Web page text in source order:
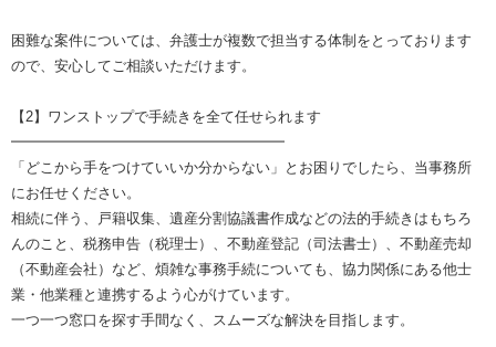
困難な案件については、弁護士が複数で担当する体制をとっております
ので、安心してご相談いただけます。
【2】ワンストップで手続きを全て任せられます
━━━━━━━━━━━━━━━━━━━
「どこから手をつけていいか分からない」とお困りでしたら、当事務所
にお任せください。
相続に伴う、戸籍収集、遺産分割協議書作成などの法的手続きはもちろ
んのこと、税務申告（税理士）、不動産登記（司法書士）、不動産売却
（不動産会社）など、煩雑な事務手続についても、協力関係にある他士
業・他業種と連携するよう心がけています。
一つ一つ窓口を探す手間なく、スムーズな解決を目指します。